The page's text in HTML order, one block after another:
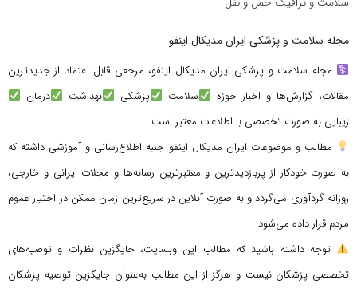
مجله سلامت و پزشکی ایران مدیکال اینفو
مجله سلامت و پزشکی ایران مدیکال اینفو، مرجعی قابل اعتماد از جدیدترین
مقالات، گزارش‌ها و اخبار حوزه
سلامت پزشکی بهداشت
درمان
زیبایی به صورت تخصصی با اطلاعات معتبر است.
مطالب و موضوعات ایران مدیکال اینفو جنبه اطلاع‌رسانی و آموزشی داشته که
به صورت خودکار از پربازدیدترین و معتبرترین رسانه‌ها و مجلات ایرانی و خارجی،
روزانه گردآوری می‌گردد و به صورت آنلاین در سریع‌ترین زمان ممکن در اختیار عموم
مردم قرار داده می‌شود.
توجه داشته باشید که مطالب این وبسایت، جایگزین نظرات و توصیه‌های
تخصصی پزشکان نیست و هرگز از این مطالب به‌عنوان جایگزین توصیه پزشکان